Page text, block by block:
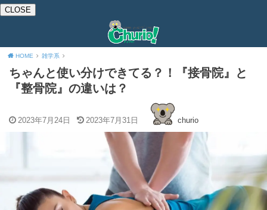
CLOSE
HOME 雑学系
ちゃんと使い分けできてる？！『接骨院』と
『整骨院』の違いは？
2023年7月24日 2023年7月31日 churio